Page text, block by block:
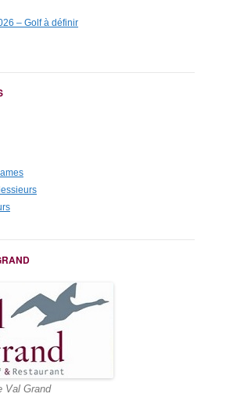
– Golf à définir
Val Grand